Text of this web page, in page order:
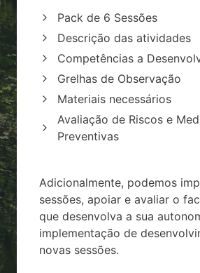
Pack de 6 Sessões
Descrição das atividades
Competências a
Grelhas de Observação
Materiais necessários
Avaliação de Riscos e
Preventivas
Adicionalmente, podemos
sessões, apoiar e avaliar o
que desenvolva a sua
implementação de
novas sessões.